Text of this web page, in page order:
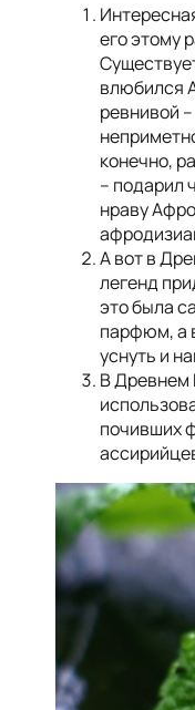
его этому
влюбился
ревнивой
конечно,
– подарил
нраву
А вот в
легенд
это была
парфюм, а
уснуть и
В Древнем
почивших